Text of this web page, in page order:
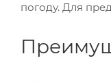
погоду. Для